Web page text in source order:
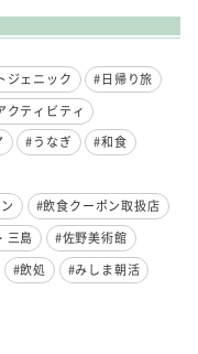
ジェニック
#日帰り旅
クティビティ
#うなぎ
#和食
#飲食クーポン取扱店
三島
#佐野美術館
#飲処
#みしま朝活